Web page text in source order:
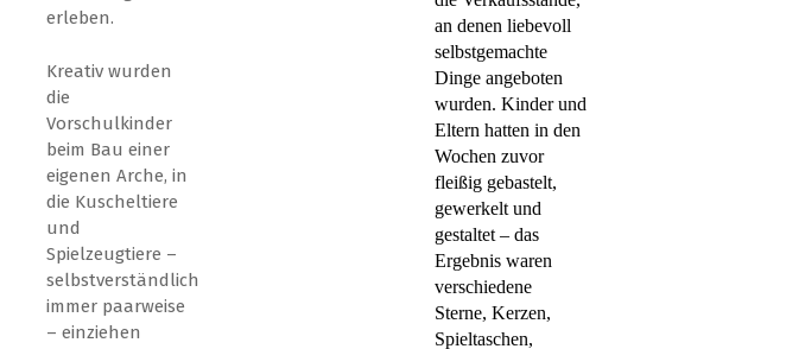
erleben.
Kreativ wurden
die
Vorschulkinder
beim Bau einer
eigenen Arche, in
die Kuscheltiere
und
Spielzeugtiere –
selbstverständlich
immer paarweise
– einziehen
an denen liebevoll
selbstgemachte
Dinge angeboten
wurden. Kinder und
Eltern hatten in den
Wochen zuvor
fleißig gebastelt,
gewerkelt und
gestaltet – das
Ergebnis waren
verschiedene
Sterne, Kerzen,
Spieltaschen,